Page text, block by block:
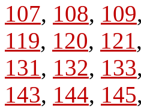
107, 108, 109,
119, 120, 121,
131, 132, 133,
143, 144, 145,